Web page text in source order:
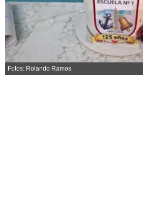
libre
Tecnología
Turismo
Salud
Es viral
El tiempo
Fotos: Rolando Ramos